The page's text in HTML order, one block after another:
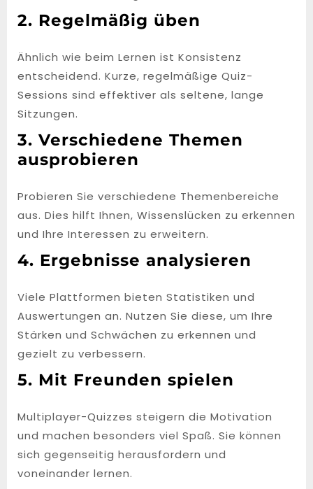
2. Regelmäßig üben
Ähnlich wie beim Lernen ist Konsistenz
entscheidend. Kurze, regelmäßige Quiz-
Sessions sind effektiver als seltene, lange
Sitzungen.
3. Verschiedene Themen
ausprobieren
Probieren Sie verschiedene Themenbereiche
aus. Dies hilft Ihnen, Wissenslücken zu erkennen
und Ihre Interessen zu erweitern.
4. Ergebnisse analysieren
Viele Plattformen bieten Statistiken und
Auswertungen an. Nutzen Sie diese, um Ihre
Stärken und Schwächen zu erkennen und
gezielt zu verbessern.
5. Mit Freunden spielen
Multiplayer-Quizzes steigern die Motivation
und machen besonders viel Spaß. Sie können
sich gegenseitig herausfordern und
voneinander lernen.